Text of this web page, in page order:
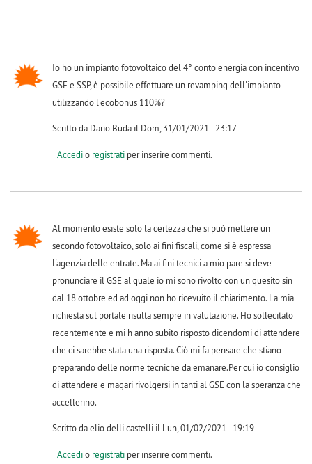
Io ho un impianto fotovoltaico del 4° conto energia con incentivo
GSE e SSP, è possibile effettuare un revamping dell'impianto
utilizzando l'ecobonus 110%?
Scritto da Dario Buda il Dom, 31/01/2021 - 23:17
Accedio registratiper inserire commenti.
Al momento esiste solo la certezza che si può mettere un
secondo fotovoltaico, solo ai fini fiscali, come si è espressa
l'agenzia delle entrate. Ma ai fini tecnici a mio pare si deve
pronunciare il GSE al quale io mi sono rivolto con un quesito sin
dal 18 ottobre ed ad oggi non ho ricevuito il chiarimento. La mia
richiesta sul portale risulta sempre in valutazione. Ho sollecitato
recentemente e mi h anno subito risposto dicendomi di attendere
che ci sarebbe stata una risposta. Ciò mi fa pensare che stiano
preparando delle norme tecniche da emanare.Per cui io consiglio
di attendere e magari rivolgersi in tanti al GSE con la speranza che
accellerino.
Scritto da elio delli castelli il Lun, 01/02/2021 - 19:19
Accedio registratiper inserire commenti.